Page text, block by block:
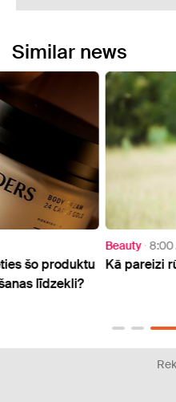
Similar news
8:00 AM
Kā pareizi rūpēties